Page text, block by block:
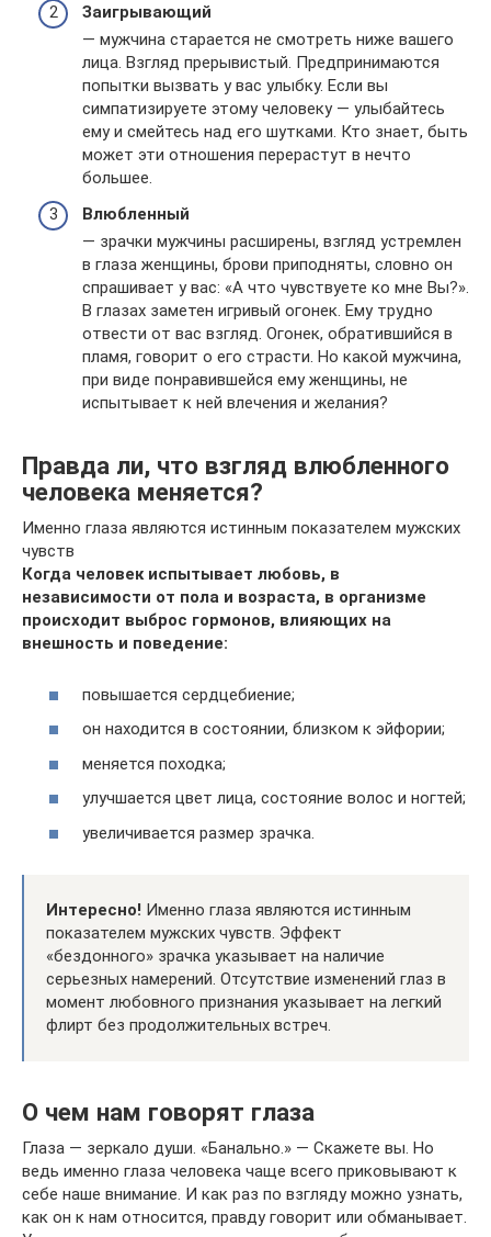
Заигрывающий
— мужчина старается не смотреть ниже вашего
лица. Взгляд прерывистый. Предпринимаются
попытки вызвать у вас улыбку. Если вы
симпатизируете этому человеку — улыбайтесь
ему и смейтесь над его шутками. Кто знает, быть
может эти отношения перерастут в нечто
большее.
Влюбленный
— зрачки мужчины расширены, взгляд устремлен
в глаза женщины, брови приподняты, словно он
спрашивает у вас: «А что чувствуете ко мне Вы?».
В глазах заметен игривый огонек. Ему трудно
отвести от вас взгляд. Огонек, обратившийся в
пламя, говорит о его страсти. Но какой мужчина,
при виде понравившейся ему женщины, не
испытывает к ней влечения и желания?
Правда ли, что взгляд влюбленного
человека меняется?
Именно глаза являются истинным показателем мужских
чувств
Когда человек испытывает любовь, в
независимости от пола и возраста, в организме
происходит выброс гормонов, влияющих на
внешность и поведение:
повышается сердцебиение;
он находится в состоянии, близком к эйфории;
меняется походка;
улучшается цвет лица, состояние волос и ногтей;
увеличивается размер зрачка.
Интересно! Именно глаза являются истинным
показателем мужских чувств. Эффект
«бездонного» зрачка указывает на наличие
серьезных намерений. Отсутствие изменений глаз в
момент любовного признания указывает на легкий
флирт без продолжительных встреч.
О чем нам говорят глаза
Глаза — зеркало души. «Банально.» — Скажете вы. Но
ведь именно глаза человека чаще всего приковывают к
себе наше внимание. И как раз по взгляду можно узнать,
как он к нам относится, правду говорит или обманывает.